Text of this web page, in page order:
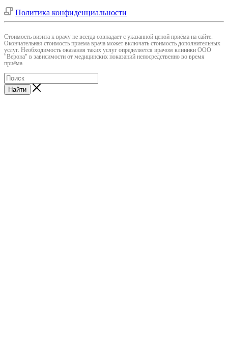
Политика конфиденциальности
Cтоимость визита к врачу не всегда совпадает с указанной ценой приёма на сайте.
Окончательная стоимость приема врача может включать стоимость дополнительных
услуг. Необходимость оказания таких услуг определяется врачом клиники ООО
"Верона" в зависимости от медицинских показаний непосредственно во время
приёма.
Найти